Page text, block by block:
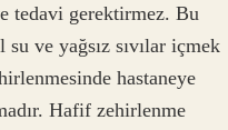
tedavi gerektirmez. Bu
ve yağsız sıvılar içmek
hastaneye
Hafif zehirlenme